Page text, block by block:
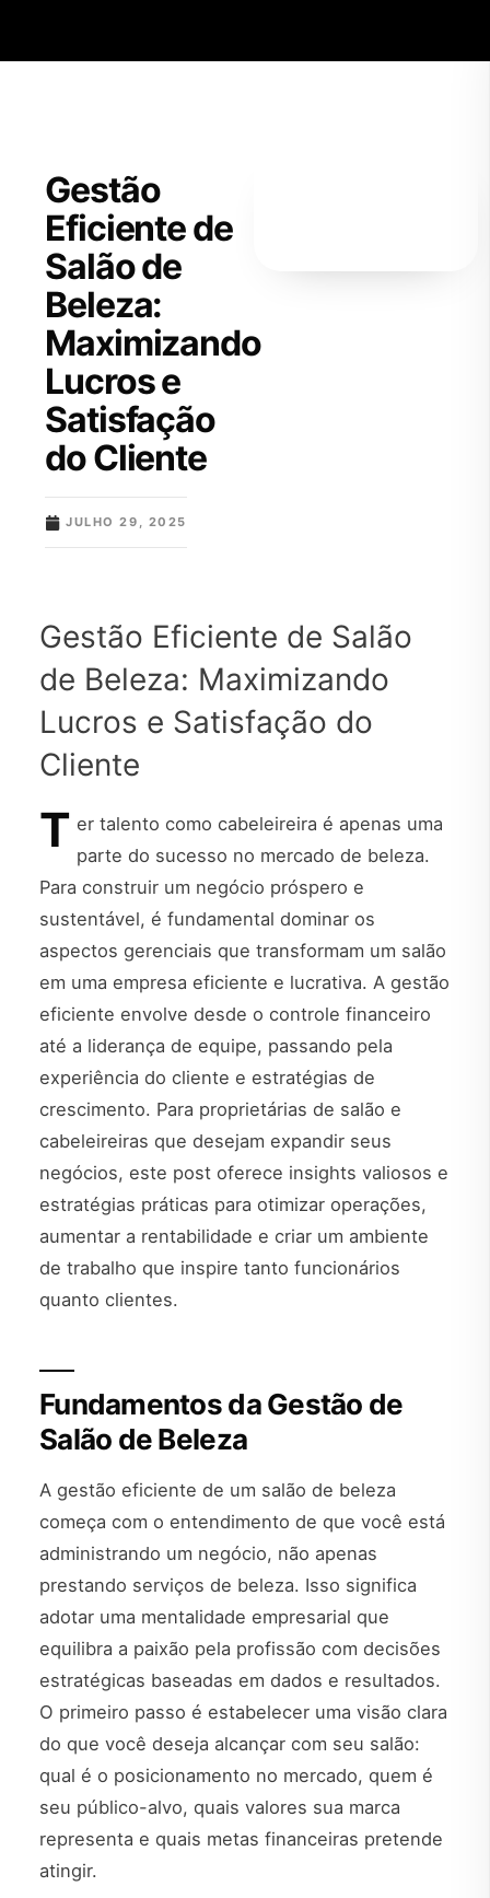
Gestão
Eficiente de
Salão de
Beleza:
Maximizando
Lucros e
Satisfação
do Cliente
JULHO 29, 2025
Gestão Eficiente de Salão
de Beleza: Maximizando
Lucros e Satisfação do
Cliente
T er talento como cabeleireira é apenas uma
parte do sucesso no mercado de beleza.
Para construir um negócio próspero e
sustentável, é fundamental dominar os
aspectos gerenciais que transformam um salão
em uma empresa eficiente e lucrativa. A gestão
eficiente envolve desde o controle financeiro
até a liderança de equipe, passando pela
experiência do cliente e estratégias de
crescimento. Para proprietárias de salão e
cabeleireiras que desejam expandir seus
negócios, este post oferece insights valiosos e
estratégias práticas para otimizar operações,
aumentar a rentabilidade e criar um ambiente
de trabalho que inspire tanto funcionários
quanto clientes.
Fundamentos da Gestão de
Salão de Beleza
A gestão eficiente de um salão de beleza
começa com o entendimento de que você está
administrando um negócio, não apenas
prestando serviços de beleza. Isso significa
adotar uma mentalidade empresarial que
equilibra a paixão pela profissão com decisões
estratégicas baseadas em dados e resultados.
O primeiro passo é estabelecer uma visão clara
do que você deseja alcançar com seu salão:
qual é o posicionamento no mercado, quem é
seu público-alvo, quais valores sua marca
representa e quais metas financeiras pretende
atingir.